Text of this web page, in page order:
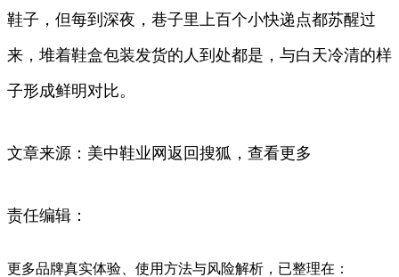
鞋子，但每到深夜，巷子里上百个小快递点都苏醒过
来，堆着鞋盒包装发货的人到处都是，与白天冷清的样
子形成鲜明对比。
文章来源：美中鞋业网返回搜狐，查看更多
责任编辑：
更多品牌真实体验、使用方法与风险解析，已整理在：